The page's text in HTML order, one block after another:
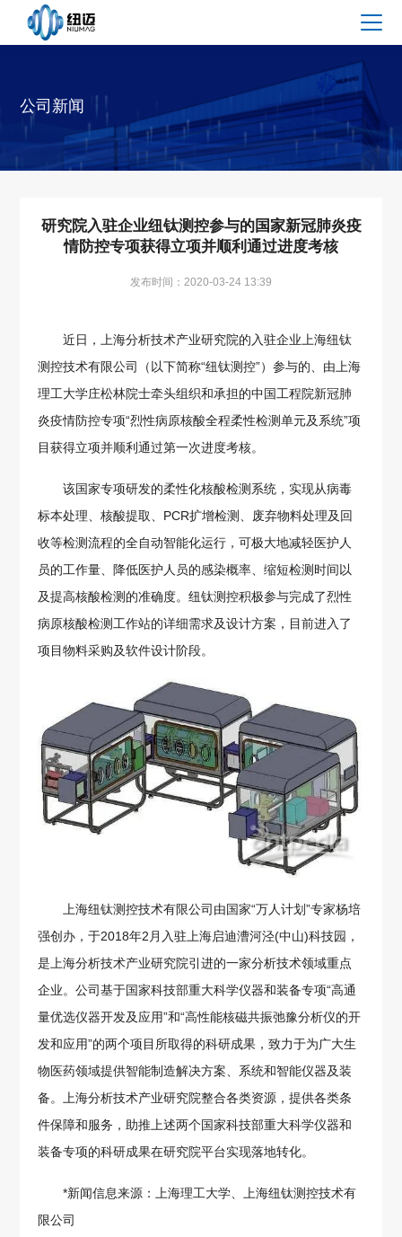
公司新闻
研究院入驻企业纽钛测控参与的国家新冠肺炎疫
情防控专项获得立项并顺利通过进度考核
发布时间：2020-03-24 13:39
近日，上海分析技术产业研究院的入驻企业上海纽钛
测控技术有限公司（以下简称“纽钛测控”）参与的、由上海
理工大学庄松林院士牵头组织和承担的中国工程院新冠肺
炎疫情防控专项“烈性病原核酸全程柔性检测单元及系统”项
目获得立项并顺利通过第一次进度考核。
该国家专项研发的柔性化核酸检测系统，实现从病毒
标本处理、核酸提取、PCR扩增检测、废弃物料处理及回
收等检测流程的全自动智能化运行，可极大地减轻医护人
员的工作量、降低医护人员的感染概率、缩短检测时间以
及提高核酸检测的准确度。纽钛测控积极参与完成了烈性
病原核酸检测工作站的详细需求及设计方案，目前进入了
项目物料采购及软件设计阶段。
上海纽钛测控技术有限公司由国家“万人计划”专家杨培
强创办，于2018年2月入驻上海启迪漕河泾(中山)科技园，
是上海分析技术产业研究院引进的一家分析技术领域重点
企业。公司基于国家科技部重大科学仪器和装备专项“高通
量优选仪器开发及应用”和“高性能核磁共振弛豫分析仪的开
发和应用”的两个项目所取得的科研成果，致力于为广大生
物医药领域提供智能制造解决方案、系统和智能仪器及装
备。上海分析技术产业研究院整合各类资源，提供各类条
件保障和服务，助推上述两个国家科技部重大科学仪器和
装备专项的科研成果在研究院平台实现落地转化。
*新闻信息来源：上海理工大学、上海纽钛测控技术有
限公司